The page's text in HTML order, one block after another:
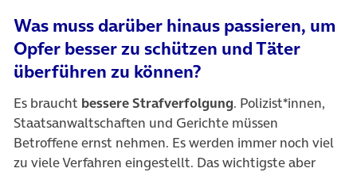
Was muss darüber hinaus passieren, um
Opfer besser zu schützen und Täter
überführen zu können?
Es braucht bessere Strafverfolgung. Polizist*innen,
Staatsanwaltschaften und Gerichte müssen
Betroffene ernst nehmen. Es werden immer noch viel
zu viele Verfahren eingestellt. Das wichtigste aber